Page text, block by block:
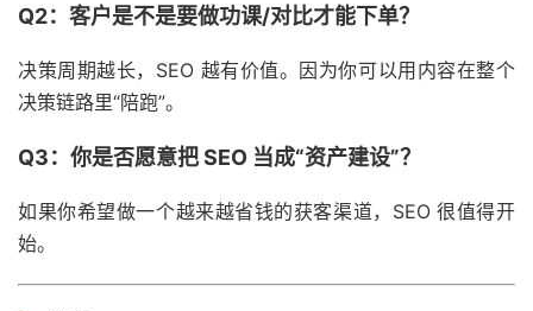
Q2：客户是不是要做功课/对比才能下单？
决策周期越长，SEO 越有价值。因为你可以用内容在整个
决策链路里“陪跑”。
Q3：你是否愿意把 SEO 当成“资产建设”？
如果你希望做一个越来越省钱的获客渠道，SEO 很值得开
始。